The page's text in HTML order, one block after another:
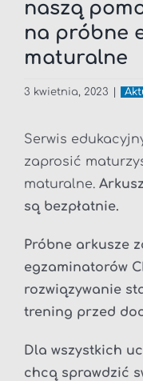
naszą
na próbne
maturalne
3 kwietnia, 2023
Serwis
zaprosić
maturalne.
są bezpłatnie.
Próbne arkusze
egzaminatorów
rozwiązywanie
trening przed
Dla wszystkich
chcą sprawdzić